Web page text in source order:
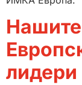
лидери